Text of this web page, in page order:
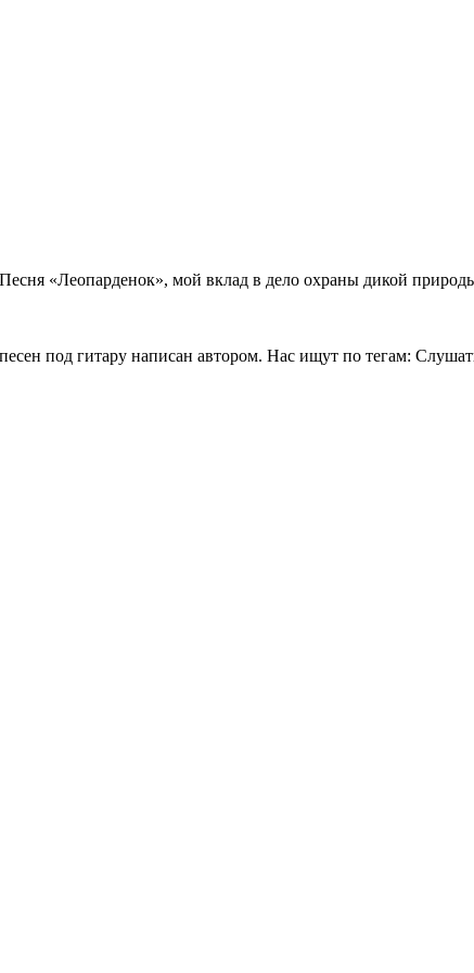
«Леопарденок», мой вклад в дело охраны дикой
под гитару написан автором. Нас ищут по тегам: